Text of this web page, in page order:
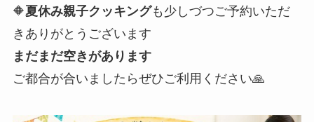
🔶夏休み親子クッキングも少しづつご予約いただ
きありがとうございます
まだまだ空きがあります
ご都合が合いましたらぜひご利用ください🙏